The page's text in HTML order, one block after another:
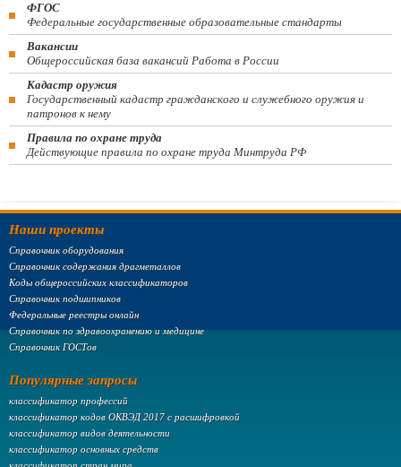
ФГОС
Федеральные государственные образовательные стандарты
Вакансии
Общероссийская база вакансий Работа в России
Кадастр оружия
Государственный кадастр гражданского и служебного оружия и
патронов к нему
Правила по охране труда
Действующие правила по охране труда Минтруда РФ
Наши проекты
Справочник оборудования
Справочник содержания драгметаллов
Коды общероссийских классификаторов
Справочник подшипников
Федеральные реестры онлайн
Справочник по здравоохранению и медицине
Справочник ГОСТов
Популярные запросы
классификатор профессий
классификатор кодов ОКВЭД 2017 с расшифровкой
классификатор видов деятельности
классификатор основных средств